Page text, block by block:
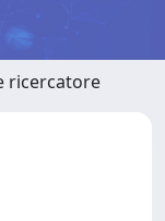
ricercatore